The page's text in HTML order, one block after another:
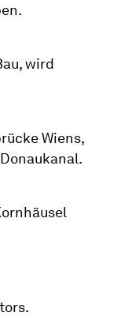
wird
Wiens,